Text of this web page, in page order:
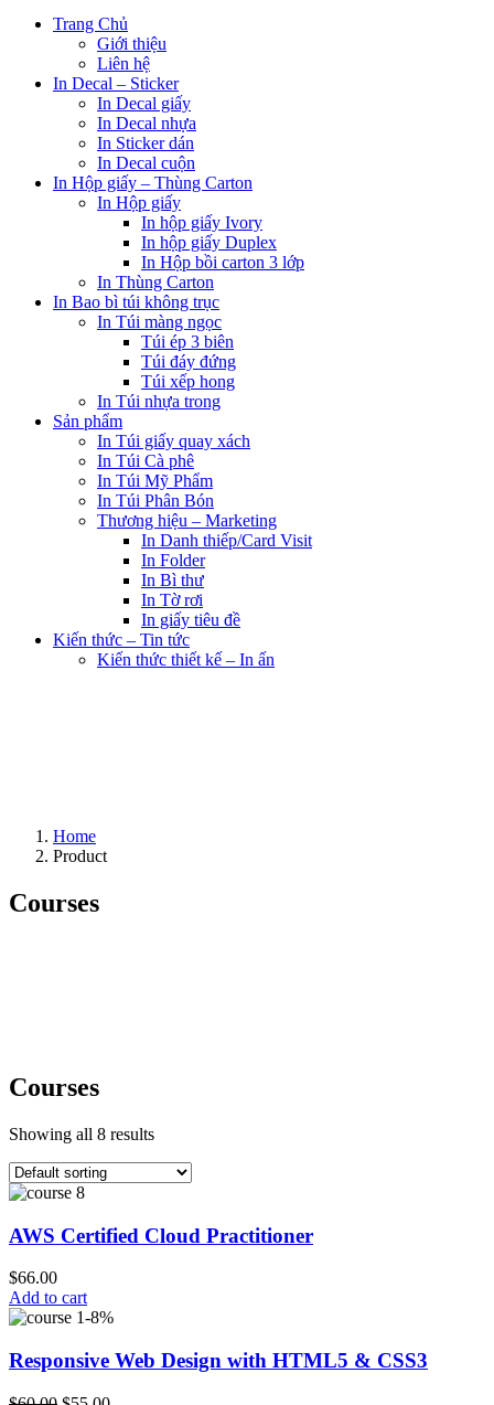
Trang Chủ
Giới thiệu
Liên hệ
In Decal – Sticker
In Decal giấy
In Decal nhựa
In Sticker dán
In Decal cuộn
In Hộp giấy – Thùng Carton
In Hộp giấy
In hộp giấy Ivory
In hộp giấy Duplex
In Hộp bồi carton 3 lớp
In Thùng Carton
In Bao bì túi không trục
In Túi màng ngọc
Túi ép 3 biên
Túi đáy đứng
Túi xếp hong
In Túi nhựa trong
Sản phẩm
In Túi giấy quay xách
In Túi Cà phê
In Túi Mỹ Phẩm
In Túi Phân Bón
Thương hiệu – Marketing
In Danh thiếp/Card Visit
In Folder
In Bì thư
In Tờ rơi
In giấy tiêu đề
Kiến thức – Tin tức
Kiến thức thiết kế – In ấn
Home
Product
Courses
Courses
Showing all 8 results
AWS Certified Cloud Practitioner
$66.00
Add to cart
-8%
Responsive Web Design with HTML5 & CSS3